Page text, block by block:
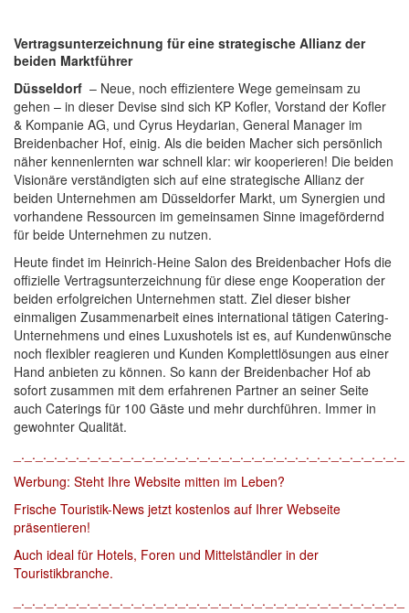
Vertragsunterzeichnung für eine strategische Allianz der
beiden Marktführer
Düsseldorf – Neue, noch effizientere Wege gemeinsam zu
gehen – in dieser Devise sind sich KP Kofler, Vorstand der Kofler
& Kompanie AG, und Cyrus Heydarian, General Manager im
Breidenbacher Hof, einig. Als die beiden Macher sich persönlich
näher kennenlernten war schnell klar: wir kooperieren! Die beiden
Visionäre verständigten sich auf eine strategische Allianz der
beiden Unternehmen am Düsseldorfer Markt, um Synergien und
vorhandene Ressourcen im gemeinsamen Sinne imagefördernd
für beide Unternehmen zu nutzen.
Heute findet im Heinrich-Heine Salon des Breidenbacher Hofs die
offizielle Vertragsunterzeichnung für diese enge Kooperation der
beiden erfolgreichen Unternehmen statt. Ziel dieser bisher
einmaligen Zusammenarbeit eines international tätigen Catering-
Unternehmens und eines Luxushotels ist es, auf Kundenwünsche
noch flexibler reagieren und Kunden Komplettlösungen aus einer
Hand anbieten zu können. So kann der Breidenbacher Hof ab
sofort zusammen mit dem erfahrenen Partner an seiner Seite
auch Caterings für 100 Gäste und mehr durchführen. Immer in
gewohnter Qualität.
_._._._._._._._._._._._._._._._._._._._._._._._._._._._._._._._._._._._
Werbung: Steht Ihre Website mitten im Leben?
Frische Touristik-News jetzt kostenlos auf Ihrer Webseite
präsentieren!
Auch ideal für Hotels, Foren und Mittelständler in der
Touristikbranche.
_._._._._._._._._._._._._._._._._._._._._._._._._._._._._._._._._._._._